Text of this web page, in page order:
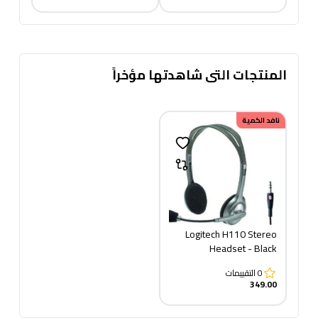
المنتجات التى شاهدتها مؤخراً
نافد الكمية
Logitech H110 Stereo
Headset - Black
0التقييمات
349.00